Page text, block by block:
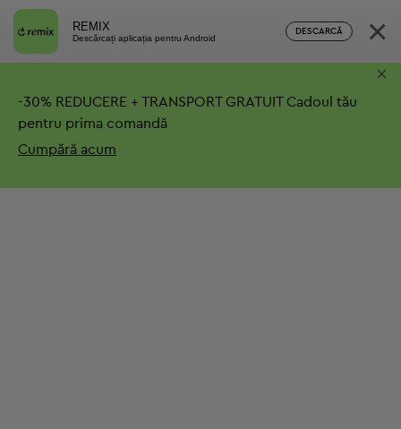
REMIX
Descărcați aplicația pentru Android
DESCARCĂ ×
-30% REDUCERE + TRANSPORT GRATUITCadoul tău
pentru prima comandă
Cumpără acum
×